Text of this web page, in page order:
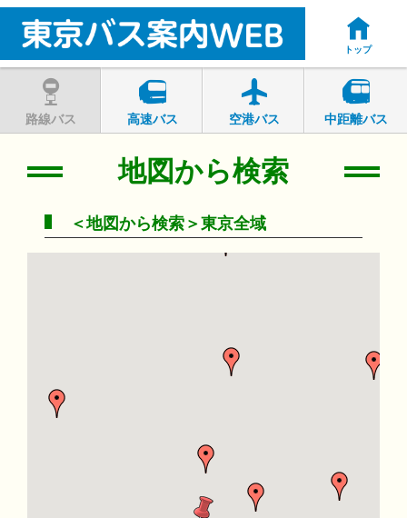
トップ
路線バス 高速バス 空港バス 中距離バス
地図から検索
＜地図から検索＞東京全域